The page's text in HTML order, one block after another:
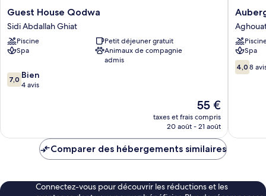
Guest
House
Qodwa
Sidi
Abdallah
Guest House Qodwa
Sidi Abdallah Ghiat
Piscine
Petit déjeuner gratuit
Spa
Animaux de compagnie
admis
7.0
sur
7,0 Bien
4 avis
Le
nouveau
prix
de
55 €
taxes et frais compris
20 août - 21 août
Kasbah
Darla
Spa
4.0
sur
4,0 8
Comparer des hébergements similaires
Connectez-vous pour découvrir les réductions et les